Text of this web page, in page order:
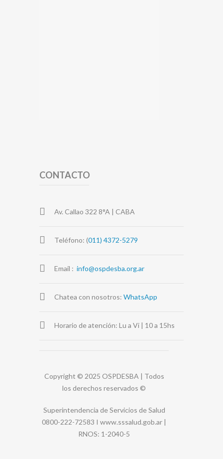
CONTACTO
Av. Callao 322 8°A | CABA
Teléfono: (011) 4372-5279
Email : info@ospdesba.org.ar
Chatea con nosotros: WhatsApp
Horario de atención: Lu a Vi | 10 a 15hs
Copyright © 2025 OSPDESBA | Todos
los derechos reservados ©
Superintendencia de Servicios de Salud
0800-222-72583 I www.sssalud.gob.ar |
RNOS: 1-2040-5